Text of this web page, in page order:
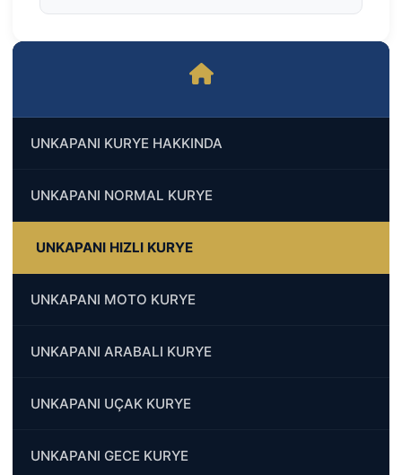
UNKAPANI KURYE HAKKINDA
UNKAPANI NORMAL KURYE
UNKAPANI HIZLI KURYE
UNKAPANI MOTO KURYE
UNKAPANI ARABALI KURYE
UNKAPANI UÇAK KURYE
UNKAPANI GECE KURYE